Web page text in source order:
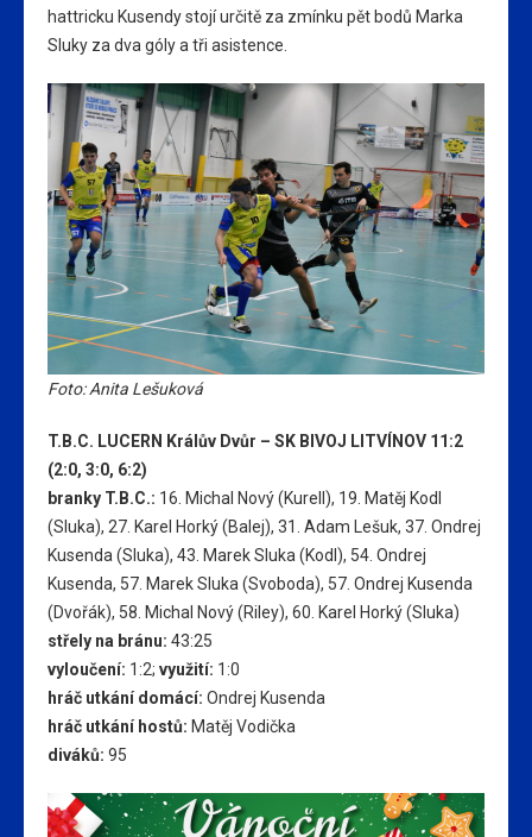
hattricku Kusendy stojí určitě za zmínku pět bodů Marka
Sluky za dva góly a tři asistence.
Foto: Anita Lešuková
T.B.C. LUCERN Králův Dvůr – SK BIVOJ LITVÍNOV 11:2
(2:0, 3:0, 6:2)
branky T.B.C.: 16. Michal Nový (Kurell), 19. Matěj Kodl
(Sluka), 27. Karel Horký (Balej), 31. Adam Lešuk, 37. Ondrej
Kusenda (Sluka), 43. Marek Sluka (Kodl), 54. Ondrej
Kusenda, 57. Marek Sluka (Svoboda), 57. Ondrej Kusenda
(Dvořák), 58. Michal Nový (Riley), 60. Karel Horký (Sluka)
střely na bránu: 43:25
vyloučení: 1:2; využití: 1:0
hráč utkání domácí: Ondrej Kusenda
hráč utkání hostů: Matěj Vodička
diváků: 95